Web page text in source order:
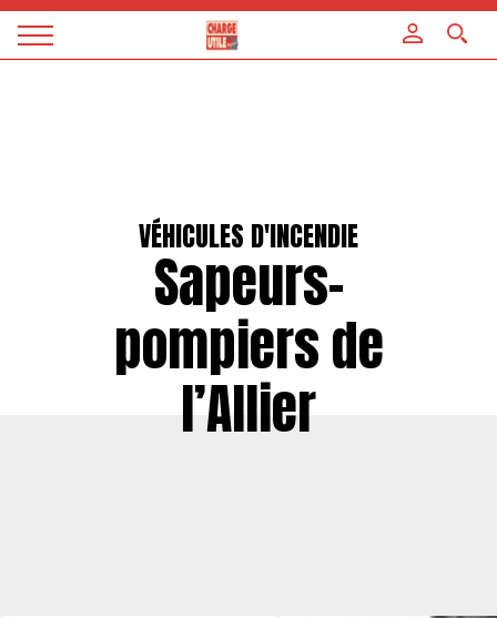
Magazine
VÉHICULES D'INCENDIE
Sapeurs-
pompiers de
l’Allier
Panneau de gestion des cookies